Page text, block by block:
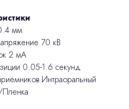
мм
70 кВ
2 мА
0.05-1.6 секунд
Интраоральный